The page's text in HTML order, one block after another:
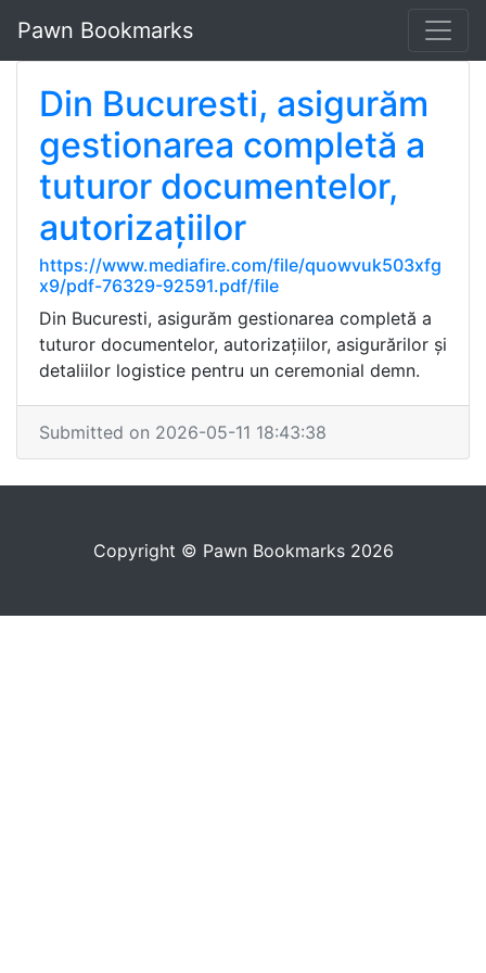
Pawn Bookmarks
Din Bucuresti, asigurăm
gestionarea completă a
tuturor documentelor,
autorizațiilor
https://www.mediafire.com/file/quowvuk503xfg
x9/pdf-76329-92591.pdf/file
Din Bucuresti, asigurăm gestionarea completă a
tuturor documentelor, autorizațiilor, asigurărilor și
detaliilor logistice pentru un ceremonial demn.
Submitted on 2026-05-11 18:43:38
Copyright © Pawn Bookmarks 2026